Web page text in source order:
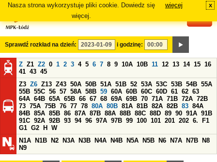
Nasza strona wykorzystuje pliki cookie. Dowiedz się
więcej.
więcej x
Sprawdź rozkład na dzień: i godzinę:
Z Z1 Z2 0 1 2 3 4 5 6 7 8 9 10A 10B 11 12 13 14 15 16
41 43 45
Z3 Z6 Z13 Z43 50A 50B 51A 51B 52 53A 53C 53B 54B 55A
55B 55C 56 57 58A 58B 59 60A 60B 60C 60D 61 62 63
64A 64B 65A 65B 66 67 68 69A 69B 70 71A 71B 72A 72B
73 75A 75B 76 77 78 80A 80B 81A 81B 82A 82B 83 84A
84B 85A 85B 86 87A 87B 88A 88B 88C 88D 89 90 91A 91B
91C 92A 92B 93 94 96 97A 97B 99 100 101 201 202 6.
F1
G1 G2 H
W
N1A
N1B N2 N3A N3B N4A N4B N5A N5B N6 N7A N7B
N8
N9